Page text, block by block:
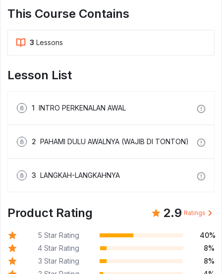
This Course Contains
3 Lessons
Lesson List
1 INTRO PERKENALAN AWAL
2 PAHAMI DULU AWALNYA (WAJIB DI TONTON)
3 LANGKAH-LANGKAHNYA
Product Rating 2.9 Ratings
5 Star Rating
40%
4 Star Rating
8%
3 Star Rating
8%